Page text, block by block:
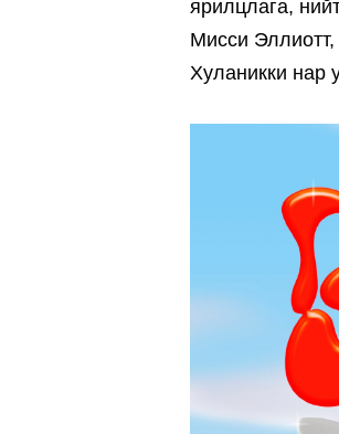
ярилцлага,
Мисси Эллиотт,
Хуланикки нар